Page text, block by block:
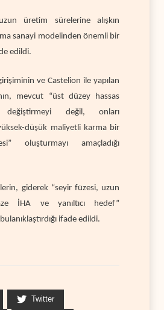
üretim sürelerine alışkın
sanayi modelinden önemli bir
edildi.
ve Castelion ile yapılan
mevcut “üst düzey hassas
değiştirmeyi değil, onları
düşük maliyetli karma bir
oluşturmayı amaçladığı
giderek “seyir füzesi, uzun
İHA ve yanıltıcı hedef”
ifade edildi.
Twitter